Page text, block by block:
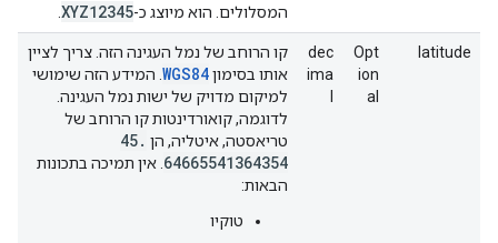
המסלולים. הוא מיוצג כ-XYZ12345
latitude
Opt
ion
al
dec
ima
קו הרוחב של נמל העגינה הזה. צריך לציין
אותו בסימוןWGS84 . המידע הזה שימושי
למיקום מדויק של ישות נמל העגינה.
לדוגמה, קואורדינטות קו הרוחב של
טריאסטה, איטליה, הן
45.
64665541364354 . אין תמיכה בתכונות
הבאות:
טוקיו